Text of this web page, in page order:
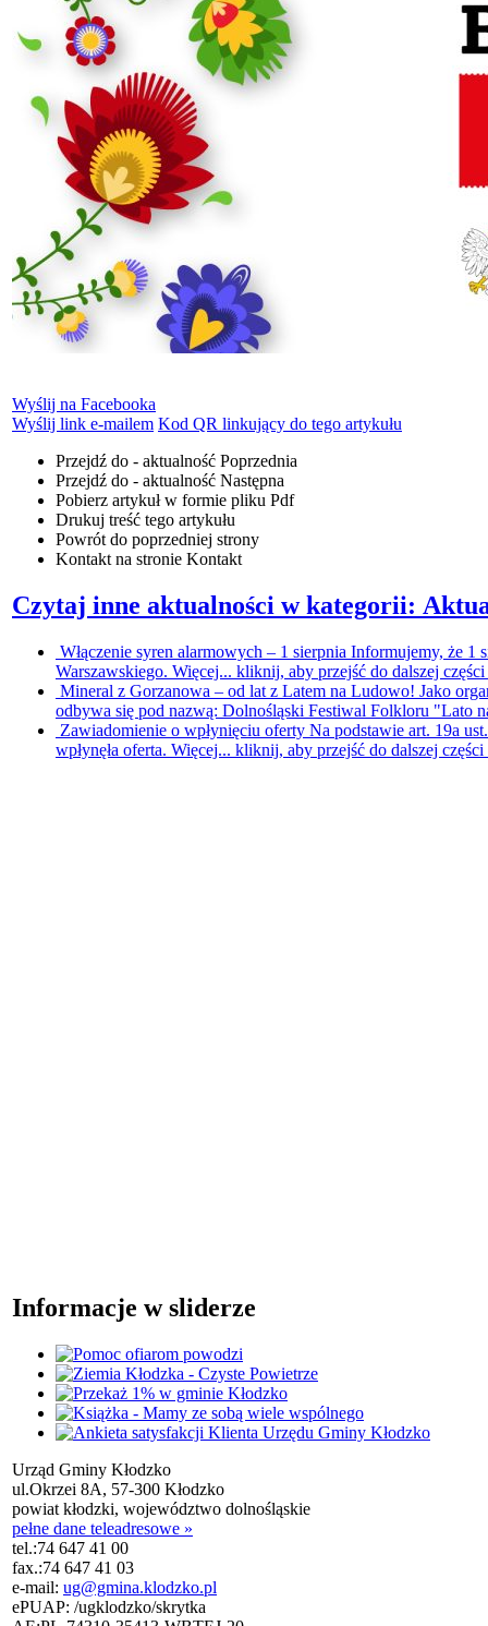
Wyślij na Facebooka
Wyślij link e-mailem Kod QR linkujący do tego artykułu
Przejdź do - aktualność Poprzednia
Przejdź do - aktualność Następna
Pobierz artykuł w formie pliku Pdf
Drukuj treść tego artykułu
Powrót do poprzedniej strony
Kontakt na stronie Kontakt
Czytaj inne aktualności w kategorii:
Włączenie syren alarmowych – 1 sierpnia Informujemy, że 1
Warszawskiego. Więcej... kliknij, aby przejść do dalszej
Mineral z Gorzanowa – od lat z Latem na Ludowo! Jako
odbywa się pod nazwą: Dolnośląski Festiwal Folkloru "Lato
Zawiadomienie o wpłynięciu oferty Na podstawie art. 19a
wpłynęła oferta. Więcej... kliknij, aby przejść do dalszej
Informacje w sliderze
Urząd Gminy Kłodzko
ul.Okrzei 8A, 57-300 Kłodzko
powiat kłodzki, województwo dolnośląskie
pełne dane teleadresowe »
tel.:74 647 41 00
fax.:74 647 41 03
e-mail: ug@gmina.klodzko.pl
ePUAP: /ugklodzko/skrytka